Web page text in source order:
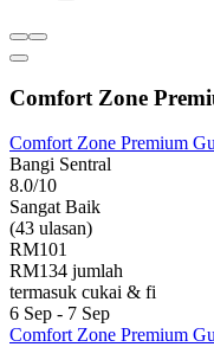
Comfort Zone
Comfort Zone Premium
Bangi Sentral
8.0/10
Sangat Baik
(43 ulasan)
RM101
RM134 jumlah
termasuk cukai & fi
6 Sep - 7 Sep
Comfort Zone Premium